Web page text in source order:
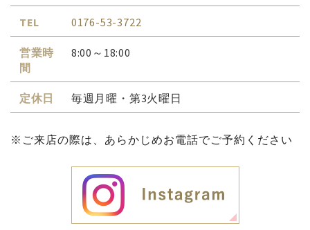
TEL 0176-53-3722
営業時
間
8:00～18:00
定休日 毎週月曜・第3火曜日
※ご来店の際は、あらかじめお電話でご予約ください